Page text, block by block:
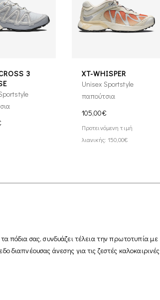
3
XT-WHISPER
Unisex Sportstyle
παπούτσια
105,00€
Προτεινόμενη τιμή
λιανικής: 150,00€
πόδια σας, συνδυάζει τέλεια την πρωτοτυπία με
διαπνέουσας άνεσης για τις ζεστές καλοκαιρινές